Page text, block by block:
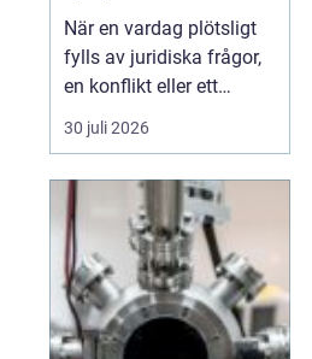
verkligen gäller
När en vardag plötsligt
fylls av juridiska frågor,
en konflikt eller ett
myndighetsbeslut som
känns övermäktigt,
som både kan lagen och
förstår människan
bakom problemet. Att
anlitaen advokat ...
30 juli 2026